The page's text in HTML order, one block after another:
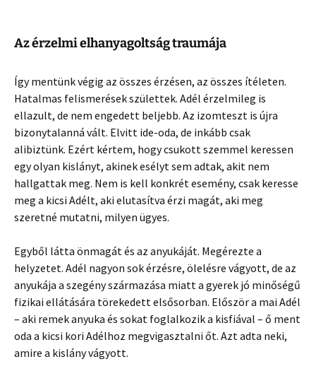
Az érzelmi elhanyagoltság traumája
Így mentünk végig az összes érzésen, az összes ítéleten.
Hatalmas felismerések születtek. Adél érzelmileg is
ellazult, de nem engedett beljebb. Az izomteszt is újra
bizonytalanná vált. Elvitt ide-oda, de inkább csak
alibiztünk. Ezért kértem, hogy csukott szemmel keressen
egy olyan kislányt, akinek esélyt sem adtak, akit nem
hallgattak meg. Nem is kell konkrét esemény, csak keresse
meg a kicsi Adélt, aki elutasítva érzi magát, aki meg
szeretné mutatni, milyen ügyes.
Egyből látta önmagát és az anyukáját. Megérezte a
helyzetet. Adél nagyon sok érzésre, ölelésre vágyott, de az
anyukája a szegény származása miatt a gyerek jó minőségű
fizikai ellátására törekedett elsősorban. Először a mai Adél
– aki remek anyuka és sokat foglalkozik a kisfiával – ő ment
oda a kicsi kori Adélhoz megvigasztalni őt. Azt adta neki,
amire a kislány vágyott.